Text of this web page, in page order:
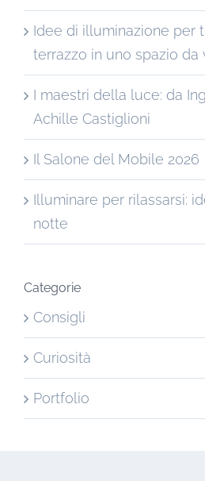
Idee di illuminazione per
terrazzo in uno spazio da
I maestri della luce: da
Achille Castiglioni
Il Salone del Mobile 2026
Illuminare per rilassarsi:
notte
Categorie
Consigli
Curiosità
Portfolio